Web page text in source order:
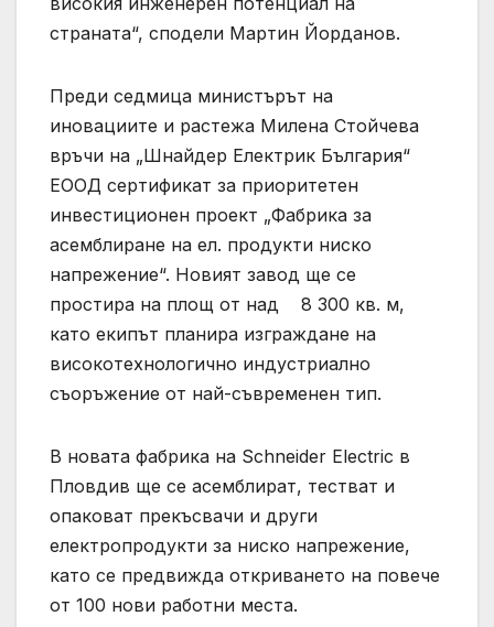
страната“, сподели Мартин Йорданов.
Преди седмица министърът на
иновациите и растежа Милена Стойчева
връчи на „Шнайдер Електрик България“
ЕООД сертификат за приоритетен
инвестиционен проект „Фабрика за
асемблиране на ел. продукти ниско
напрежение“. Новият завод ще се
простира на площ от над 8 300 кв. м,
като екипът планира изграждане на
високотехнологично индустриалнo
съоръжение от най-съвременен тип.
В новата фабрика на Schneider Electric в
Пловдив ще се асемблират, тестват и
опаковат прекъсвачи и други
електропродукти за ниско напрежение,
като се предвижда откриването на повече
от 100 нови работни места.